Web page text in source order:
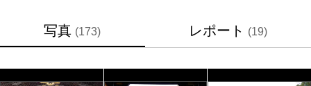
写真 (173) レポート (19)